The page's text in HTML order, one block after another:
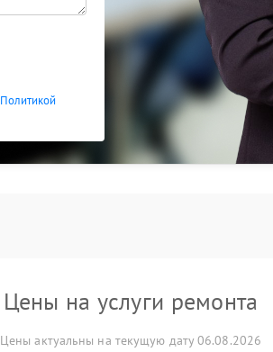
Политикой
Цены на услуги ремонта
Цены актуальны на текущую дату 06.08.2026